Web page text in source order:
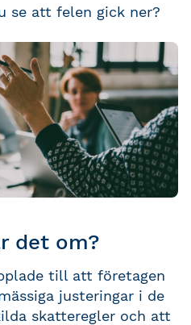
se att felen gick ner?
det om?
till att företagen
justeringar i de
skatteregler och att